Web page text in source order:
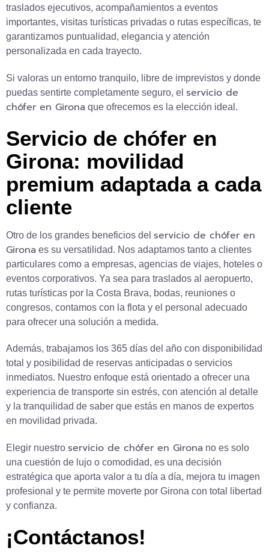
traslados ejecutivos, acompañamientos a eventos
importantes, visitas turísticas privadas o rutas específicas, te
garantizamos puntualidad, elegancia y atención
personalizada en cada trayecto.
Si valoras un entorno tranquilo, libre de imprevistos y donde
puedas sentirte completamente seguro, el servicio de
chófer en Girona que ofrecemos es la elección ideal.
Servicio de chófer en
Girona: movilidad
premium adaptada a cada
cliente
Otro de los grandes beneficios del servicio de chófer en
Girona es su versatilidad. Nos adaptamos tanto a clientes
particulares como a empresas, agencias de viajes, hoteles o
eventos corporativos. Ya sea para traslados al aeropuerto,
rutas turísticas por la Costa Brava, bodas, reuniones o
congresos, contamos con la flota y el personal adecuado
para ofrecer una solución a medida.
Además, trabajamos los 365 días del año con disponibilidad
total y posibilidad de reservas anticipadas o servicios
inmediatos. Nuestro enfoque está orientado a ofrecer una
experiencia de transporte sin estrés, con atención al detalle
y la tranquilidad de saber que estás en manos de expertos
en movilidad privada.
Elegir nuestro servicio de chófer en Girona no es solo
una cuestión de lujo o comodidad, es una decisión
estratégica que aporta valor a tu día a día, mejora tu imagen
profesional y te permite moverte por Girona con total libertad
y confianza.
¡Contáctanos!